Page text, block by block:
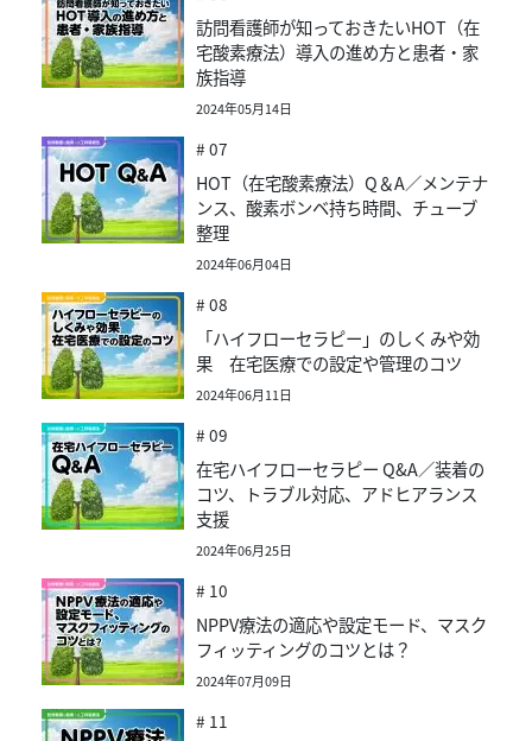
訪問看護師が知っておきたいHOT（在
宅酸素療法）導入の進め方と患者・家
族指導
2024年05月14日
# 07
HOT（在宅酸素療法）Q＆A／メンテナ
ンス、酸素ボンベ持ち時間、チューブ
整理
2024年06月04日
# 08
「ハイフローセラピー」のしくみや効
果 在宅医療での設定や管理のコツ
2024年06月11日
# 09
在宅ハイフローセラピー Q&A／装着の
コツ、トラブル対応、アドヒアランス
支援
2024年06月25日
# 10
NPPV療法の適応や設定モード、マスク
フィッティングのコツとは？
2024年07月09日
# 11